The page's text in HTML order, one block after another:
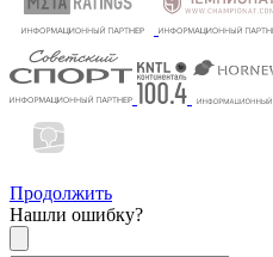
Продолжить
Нашли ошибку?